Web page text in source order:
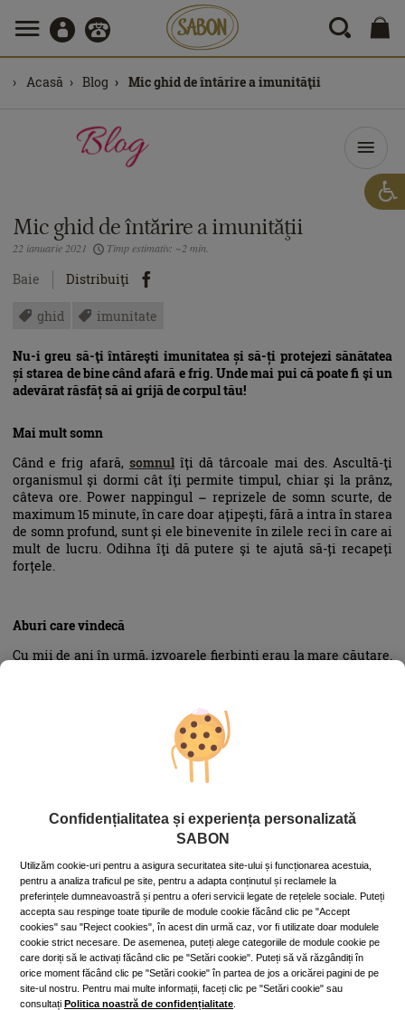
Acasă Blog Mic ghid de întărire a imunităţii
Mic ghid de întărire a imunităţii
22 ianuarie 2021 Timp estimativ: ~2 min.
Baie Distribuiţi
ghid imunitate
Nu-i greu să-ţi întăreşti imunitatea și să-ți protejezi sănătatea
și starea de bine când afară e frig. Unde mai pui că poate fi şi un
adevărat răsfăț să ai grijă de corpul tău!
Mai mult somn
Când e frig afară, somnulîţi dă târcoale mai des. Ascultă-ţi
organismul şi dormi cât îţi permite timpul, chiar şi la prânz,
câteva ore. Power nappingul – reprizele de somn scurte, de
maximum 15 minute, în care doar ațipești, fără a intra în starea
de somn profund, sunt și ele binevenite în zilele reci în care ai
mult de lucru. Odihna îţi dă putere şi te ajută să-ți recapeți
forțele.
Aburi care vindecă
Cu mii de ani în urmă, izvoarele fierbinţi erau la mare căutare.
Transpiraţia intensă dilată vasele de sânge îmbunătăţind
circulaţia, stimulează funcţiile respiratorii şi are efect
revigorant. Poţi pregăti chiar acasă un mic răsfăţ de iarnă,
dacă adaugi câteva picături de ulei esenţial,
nişte petale parfumate, în apa din cadă. E o adevărată alinare,
Vitamina C este un antioxidant de excepţie, de mare ajutor tot
timpul anului, dar mai ales în sezonul de răceli şi gripe. Cătina,
măceşele, citricele, kiwi, varza, broccoli sunt toate surse
sănătoase şi gustoase ale acesteivitamine.
Băuturi fierbinţi
Confidențialitatea și experiența personalizată
SABON
Utilizăm cookie-uri pentru a asigura securitatea site-ului și funcționarea acestuia,
pentru a analiza traficul pe site, pentru a adapta conținutul și reclamele la
preferințele dumneavoastră și pentru a oferi servicii legate de rețelele sociale. Puteți
accepta sau respinge toate tipurile de module cookie făcând clic pe "Accept
cookies" sau "Reject cookies", în acest din urmă caz, vor fi utilizate doar modulele
cookie strict necesare. De asemenea, puteți alege categoriile de module cookie pe
care doriți să le activați făcând clic pe "Setări cookie". Puteți să vă răzgândiți în
orice moment făcând clic pe "Setări cookie" în partea de jos a oricărei pagini de pe
site-ul nostru. Pentru mai multe informații, faceți clic pe "Setări cookie" sau
consultați Politica noastră de confidențialitate